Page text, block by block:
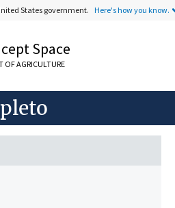
States government. Here's how you know.
Space
OF AGRICULTURE